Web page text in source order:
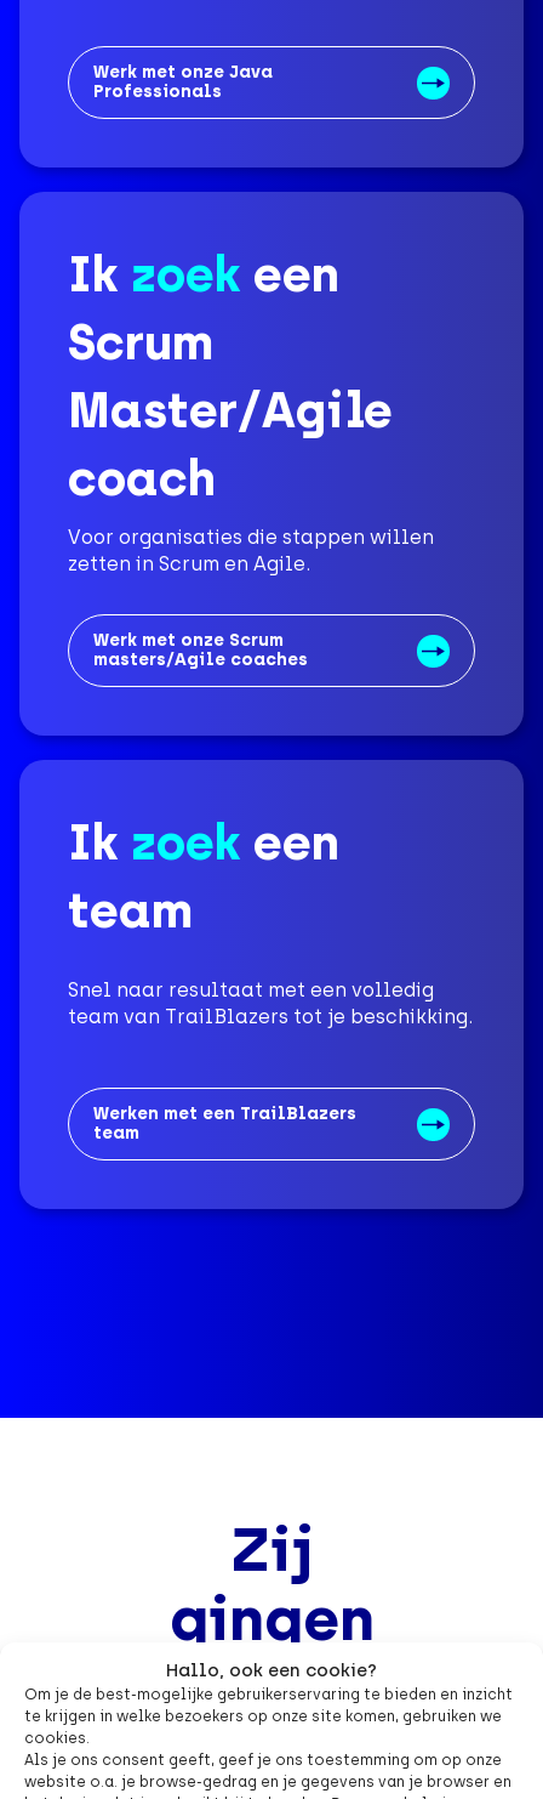
Hallo, ook een cookie?
Om je de best-mogelijke gebruikerservaring te bieden en inzicht
te krijgen in welke bezoekers op onze site komen, gebruiken we
cookies.
Als je ons consent geeft, geef je ons toestemming om op onze
website o.a. je browse-gedrag en je gegevens van je browser en
Werk met onze Java
Professionals
Ik zoek een
Scrum
Master/Agile
coach
Voor organisaties die stappen willen
zetten in Scrum en Agile.
Werk met onze Scrum
masters/Agile coaches
Ik zoek een
team
Snel naar resultaat met een volledig
team van TrailBlazers tot je beschikking.
Werken met een TrailBlazers
team
Zij
gingen
je voor.